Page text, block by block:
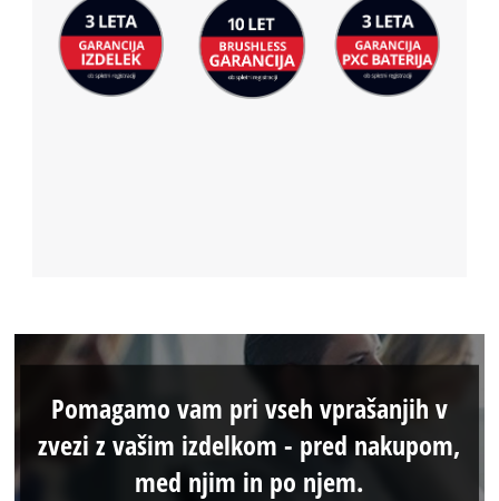
Pomagamo vam pri vseh vprašanjih v
zvezi z vašim izdelkom - pred nakupom,
med njim in po njem.